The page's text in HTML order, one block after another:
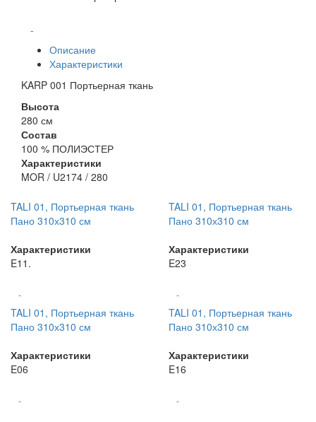
-
Описание
Характеристики
KARP 001 Портьерная ткань
Высота
280 см
Состав
100 % ПОЛИЭСТЕР
Характеристики
MOR / U2174 / 280
TALI 01, Портьерная ткань
Пано 310х310 см
Характеристики
E11.
-
TALI 01, Портьерная ткань
Пано 310х310 см
Характеристики
E23
-
TALI 01, Портьерная ткань
Пано 310х310 см
Характеристики
E06
-
TALI 01, Портьерная ткань
Пано 310х310 см
Характеристики
E16
-